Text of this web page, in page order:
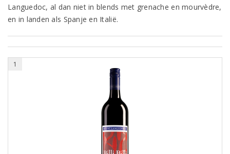
Languedoc, al dan niet in blends met grenache en mourvèdre,
en in landen als Spanje en Italië.
1